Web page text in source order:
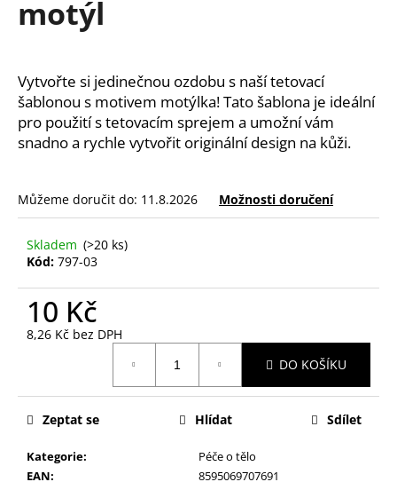
motýl
Vytvořte si jedinečnou ozdobu s naší tetovací
šablonou s motivem motýlka! Tato šablona je ideální
pro použití s tetovacím sprejem a umožní vám
snadno a rychle vytvořit originální design na kůži.
Můžeme doručit do: 11.8.2026 Možnosti doručení
Skladem (>20 ks)
Kód: 797-03
10 Kč
8,26 Kč bez DPH
DO KOŠÍKU
Kategorie:
Péče o tělo
EAN: 8595069707691
Zeptat se Hlídat Sdílet
a
í
t
?
HLEDAT
D
o
č
u
e